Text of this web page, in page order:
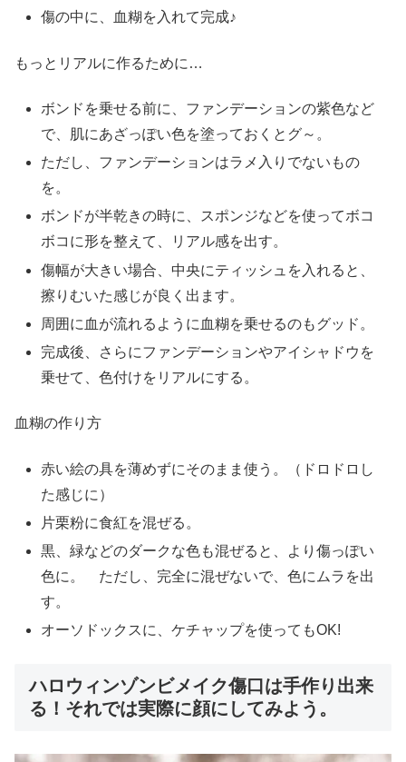
傷の中に、血糊を入れて完成♪
もっとリアルに作るために…
ボンドを乗せる前に、ファンデーションの紫色など
で、肌にあざっぽい色を塗っておくとグ～。
ただし、ファンデーションはラメ入りでないもの
を。
ボンドが半乾きの時に、スポンジなどを使ってボコ
ボコに形を整えて、リアル感を出す。
傷幅が大きい場合、中央にティッシュを入れると、
擦りむいた感じが良く出ます。
周囲に血が流れるように血糊を乗せるのもグッド。
完成後、さらにファンデーションやアイシャドウを
乗せて、色付けをリアルにする。
血糊の作り方
赤い絵の具を薄めずにそのまま使う。（ドロドロし
た感じに）
片栗粉に食紅を混ぜる。
黒、緑などのダークな色も混ぜると、より傷っぽい
色に。 ただし、完全に混ぜないで、色にムラを出
す。
オーソドックスに、ケチャップを使ってもOK!
ハロウィンゾンビメイク傷口は手作り出来
る！それでは実際に顔にしてみよう。